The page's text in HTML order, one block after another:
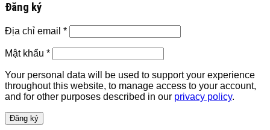
Đăng ký
Địa chỉ email *
Mật khẩu *
Your personal data will be used to support your experience
throughout this website, to manage access to your account,
and for other purposes described in our privacy policy.
Đăng ký